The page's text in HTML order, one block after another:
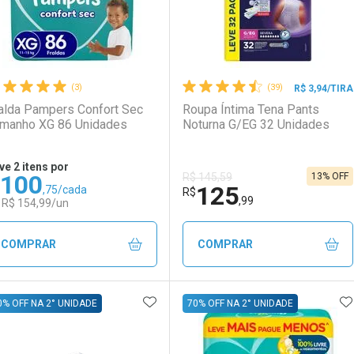
Ativar Desconto
Comprar sem Desconto
Comprar sem Desconto
Ativar Desconto
Comprar sem Desconto
Comprar sem Desconto
(3)
Pampers Confort Sec
XG 86 Unidades
2 itens por
100,75/cada
R$ 154,99/un
COMPRAR
FECHAR
FECHAR
(39) R$ 3,94/TIRA
Roupa Íntima Tena Pants
Noturna G/EG 32 Unidades
R$ 145,59
R$125,99
13% OFF
COMPRAR
Laboratório
Por Menos
OFF NA 2° UNIDADE ADICIONAR AOS FAVORITOS
70% OFF NA 2° UNIDADE
TERMO DIGITADO